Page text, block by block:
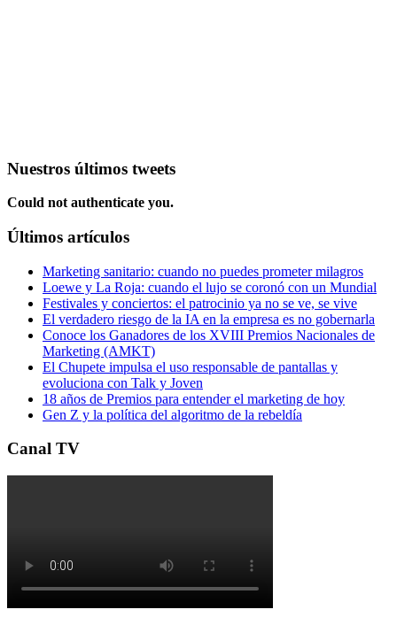
Nuestros últimos tweets
Could not authenticate you.
Últimos artículos
Marketing sanitario: cuando no puedes prometer milagros
Loewe y La Roja: cuando el lujo se coronó con un Mundial
Festivales y conciertos: el patrocinio ya no se ve, se vive
El verdadero riesgo de la IA en la empresa es no gobernarla
Conoce los Ganadores de los XVIII Premios Nacionales de
Marketing (AMKT)
El Chupete impulsa el uso responsable de pantallas y
evoluciona con Talk y Joven
18 años de Premios para entender el marketing de hoy
Gen Z y la política del algoritmo de la rebeldía
Canal TV